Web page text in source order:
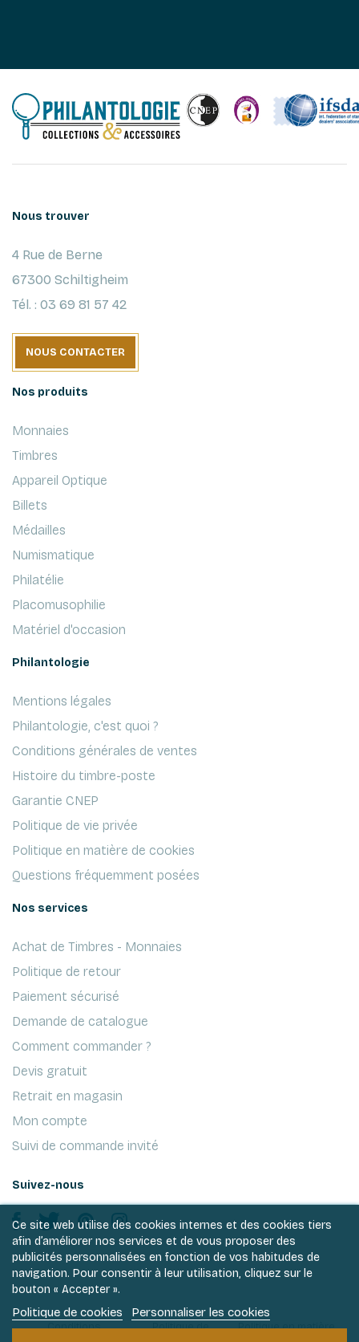
Nous trouver
4 Rue de Berne
67300 Schiltigheim
Tél. : 03 69 81 57 42
NOUS CONTACTER
Nos produits
Monnaies
Timbres
Appareil Optique
Billets
Médailles
Numismatique
Philatélie
Placomusophilie
Matériel d'occasion
Philantologie
Mentions légales
Philantologie, c'est quoi ?
Conditions générales de ventes
Histoire du timbre-poste
Garantie CNEP
Politique de vie privée
Politique en matière de cookies
Questions fréquemment posées
Nos services
Achat de Timbres - Monnaies
Politique de retour
Paiement sécurisé
Demande de catalogue
Comment commander ?
Devis gratuit
Retrait en magasin
Mon compte
Suivi de commande invité
Suivez-nous
Ce site web utilise des cookies internes et des cookies tiers
afin d’améliorer nos services et de vous proposer des
publicités personnalisées en fonction de vos habitudes de
navigation. Pour consentir à leur utilisation, cliquez sur le
bouton « Accepter ».
Politique de cookies Personnaliser les cookies
Conditions
Politique de
Politique en matière